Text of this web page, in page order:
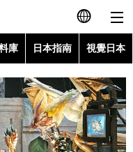
日本語
English
简体字
庫 日本指南 視覺日本